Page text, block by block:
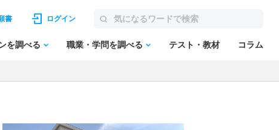
書 ログイン
を調べる 職業・学問を調べる テスト・教材 コラム